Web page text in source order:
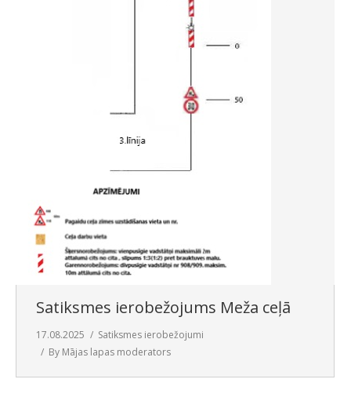
Satiksmes ierobežojums Meža ceļā
17.08.2025
Satiksmes ierobežojumi
By Mājas lapas moderators